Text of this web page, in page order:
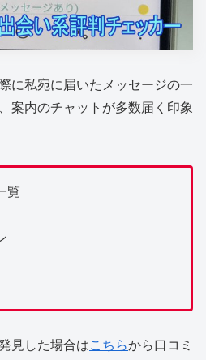
に私宛に届いたメッセージの一
案内のチャットが多数届く印象
覧
見した場合はこちらから口コミ